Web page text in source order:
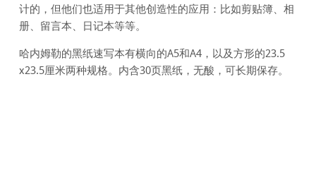
计的，但他们也适用于其他创造性的应用：比如剪贴簿、相
册、留言本、日记本等等。
哈内姆勒的黑纸速写本有横向的A5和A4，以及方形的23.5
x23.5厘米两种规格。内含30页黑纸，无酸，可长期保存。